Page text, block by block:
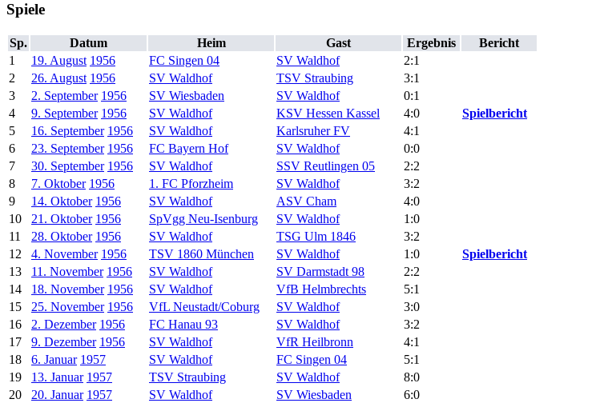
Spiele
Sp. Datum Heim Gast Ergebnis
Bericht
1
19. August 1956 FC Singen 04 SV Waldhof
2:1
2
26. August 1956 SV Waldhof TSV Straubing
3:1
3
2. September 1956 SV Wiesbaden SV Waldhof
0:1
4
9. September 1956 SV Waldhof KSV Hessen Kassel 4:0
Spielbericht
5
16. September 1956 SV Waldhof Karlsruher FV
4:1
6
23. September 1956 FC Bayern Hof SV Waldhof
0:0
7
30. September 1956 SV Waldhof SSV Reutlingen 05
2:2
8
7. Oktober 1956 1. FC Pforzheim SV Waldhof
3:2
9
14. Oktober 1956 SV Waldhof ASV Cham
4:0
10
21. Oktober 1956 SpVgg Neu-Isenburg SV Waldhof
1:0
11
28. Oktober 1956 SV Waldhof TSG Ulm 1846
3:2
12
4. November 1956 TSV 1860 München SV Waldhof 1:0
Spielbericht
13
11. November 1956 SV Waldhof SV Darmstadt 98
2:2
14
18. November 1956 SV Waldhof VfB Helmbrechts
5:1
15
25. November 1956 VfL Neustadt/Coburg SV Waldhof
3:0
16
2. Dezember 1956 FC Hanau 93 SV Waldhof
3:2
17
9. Dezember 1956 SV Waldhof VfR Heilbronn
4:1
18
6. Januar 1957 SV Waldhof FC Singen 04
5:1
19
13. Januar 1957 TSV Straubing SV Waldhof
8:0
20
20. Januar 1957 SV Waldhof SV Wiesbaden
6:0